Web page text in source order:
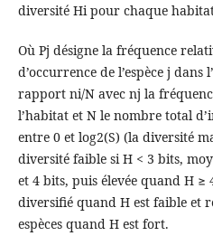
diversité Hi pour chaque
Où Pj désigne la fréquence
d’occurrence de l’espèce j
rapport ni/N avec nj la
l’habitat et N le nombre total
entre 0 et log2(S) (la diversité
diversité faible si H < 3 bits,
et 4 bits, puis élevée quand H ≥
diversifié quand H est faible et
espèces quand H est fort.